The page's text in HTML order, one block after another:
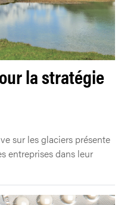
la stratégie
sur les glaciers présente
entreprises dans leur